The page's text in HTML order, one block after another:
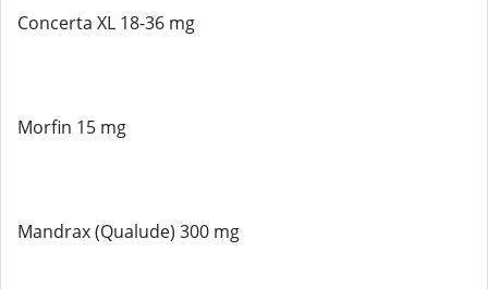
Concerta XL 18-36 mg
Morfin 15 mg
Mandrax (Qualude) 300 mg